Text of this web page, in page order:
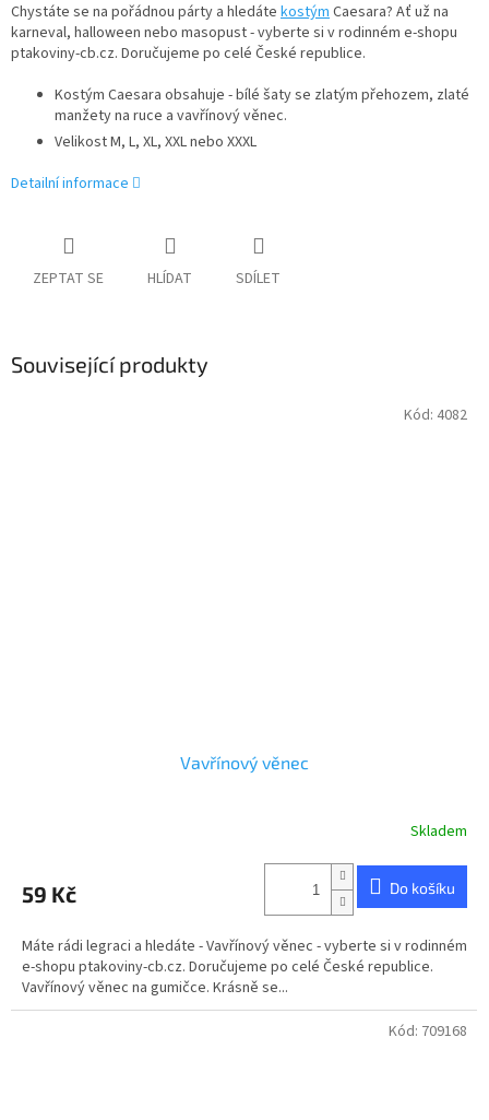
Chystáte se na pořádnou párty a hledáte kostýmCaesara? Ať už na
karneval, halloween nebo masopust - vyberte si v rodinném e-shopu
ptakoviny-cb.cz. Doručujeme po celé České republice.
Kostým Caesara obsahuje - bílé šaty se zlatým přehozem, zlaté
manžety na ruce a vavřínový věnec.
Velikost M, L, XL, XXL nebo XXXL
Detailní informace
ZEPTAT SE HLÍDAT SDÍLET
Související produkty
Vavřínový věnec
Skladem
59 Kč Do košíku
Máte rádi legraci a hledáte - Vavřínový věnec - vyberte si v rodinném
e-shopu ptakoviny-cb.cz. Doručujeme po celé České republice.
Vavřínový věnec na gumičce. Krásně se...
Kód: 4082
Kód: 709168